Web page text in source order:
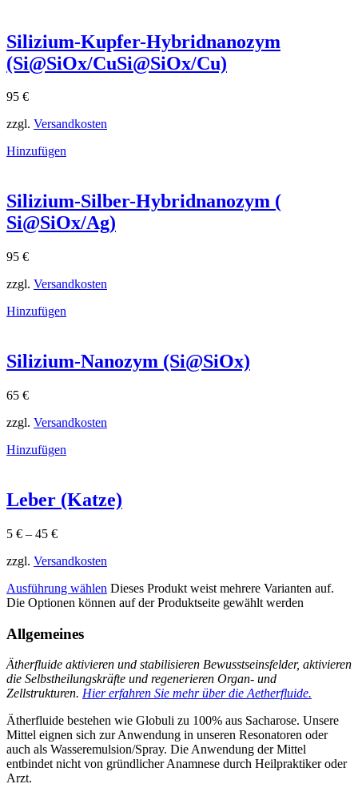
Silizium-Kupfer-Hybridnanozym
(Si@SiOx/CuSi@SiOx​/Cu)
95 €
zzgl. Versandkosten
Hinzufügen
Silizium-Silber-Hybridnanozym (
Si@SiOx/Ag)
95 €
zzgl. Versandkosten
Hinzufügen
Silizium-Nanozym (Si@SiOx)
65 €
zzgl. Versandkosten
Hinzufügen
Leber (Katze)
5 € – 45 €
zzgl. Versandkosten
Ausführung wählen Dieses Produkt weist mehrere Varianten auf.
Die Optionen können auf der Produktseite gewählt werden
Allgemeines
Ätherfluide aktivieren und stabilisieren Bewusstseinsfelder, aktivieren
die Selbstheilungskräfte und regenerieren Organ- und
Zellstrukturen. Hier erfahren Sie mehr über die Aetherfluide.
Ätherfluide bestehen wie Globuli zu 100% aus Sacharose. Unsere
Mittel eignen sich zur Anwendung in unseren Resonatoren oder
auch als Wasseremulsion/Spray. Die Anwendung der Mittel
entbindet nicht von gründlicher Anamnese durch Heilpraktiker oder
Arzt.